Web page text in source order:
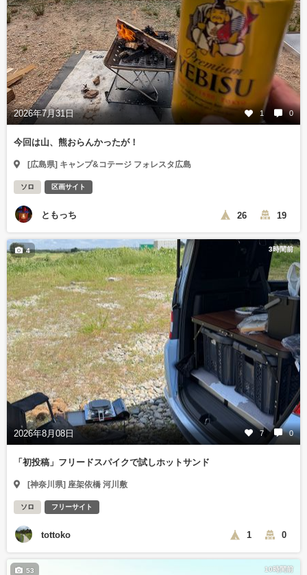
2026年7月31日 1 0
今回は山、熊おらんかったが！
[広島県] キャンプ&コテージ フォレスタ広島
ソロ 区画サイト
ともっち 26 19
3時間前
2026年8月08日 7 0
4
「初投稿」フリードスパイクで試しホットサンド
[神奈川県] 座架依橋 河川敷
ソロ フリーサイト
tottoko 1 0
10時間前
53